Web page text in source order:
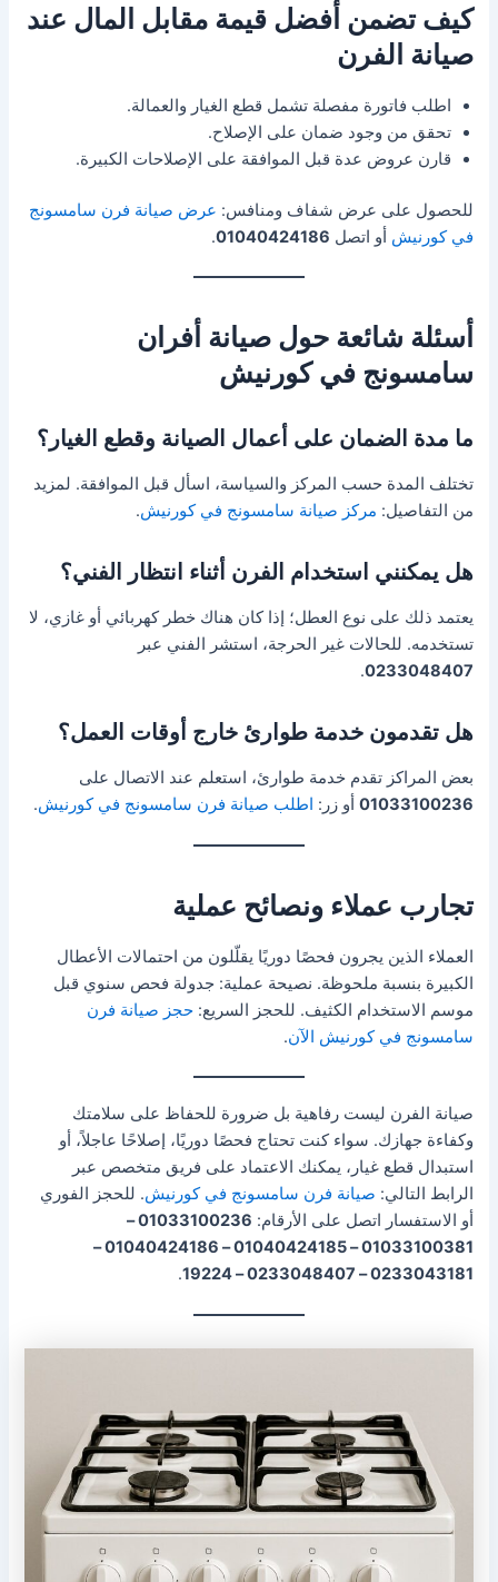
كيف تضمن أفضل قيمة مقابل المال عند
صيانة الفرن
اطلب فاتورة مفصلة تشمل قطع الغيار والعمالة.
تحقق من وجود ضمان على الإصلاح.
قارن عروض عدة قبل الموافقة على الإصلاحات الكبيرة.
للحصول على عرض شفاف ومنافس: عرض صيانة فرن سامسونج
في كورنيش أو اتصل 01040424186
.
أسئلة شائعة حول صيانة أفران
سامسونج في كورنيش
ما مدة الضمان على أعمال الصيانة وقطع الغيار؟
تختلف المدة حسب المركز والسياسة، اسأل قبل الموافقة. لمزيد
من التفاصيل: مركز صيانة سامسونج في كورنيش.
هل يمكنني استخدام الفرن أثناء انتظار الفني؟
يعتمد ذلك على نوع العطل؛ إذا كان هناك خطر كهربائي أو غازي، لا
تستخدمه. للحالات غير الحرجة، استشر الفني عبر
0233048407
.
هل تقدمون خدمة طوارئ خارج أوقات العمل؟
بعض المراكز تقدم خدمة طوارئ، استعلم عند الاتصال على
01033100236 أو زر: اطلب صيانة فرن سامسونج في كورنيش.
تجارب عملاء ونصائح عملية
العملاء الذين يجرون فحصًا دوريًا يقلّلون من احتمالات الأعطال
الكبيرة بنسبة ملحوظة. نصيحة عملية: جدولة فحص سنوي قبل
موسم الاستخدام الكثيف. للحجز السريع:حجز صيانة فرن
سامسونج في كورنيش الآن.
صيانة الفرن ليست رفاهية بل ضرورة للحفاظ على سلامتك
وكفاءة جهازك. سواء كنت تحتاج فحصًا دوريًا، إصلاحًا عاجلاً، أو
استبدال قطع غيار، يمكنك الاعتماد على فريق متخصص عبر
الرابط التالي: صيانة فرن سامسونج في كورنيش. للحجز الفوري
أو الاستفسار اتصل على الأرقام:
01033100236 –
01033100381 – 01040424185 – 01040424186 –
0233043181 – 0233048407 – 19224
.